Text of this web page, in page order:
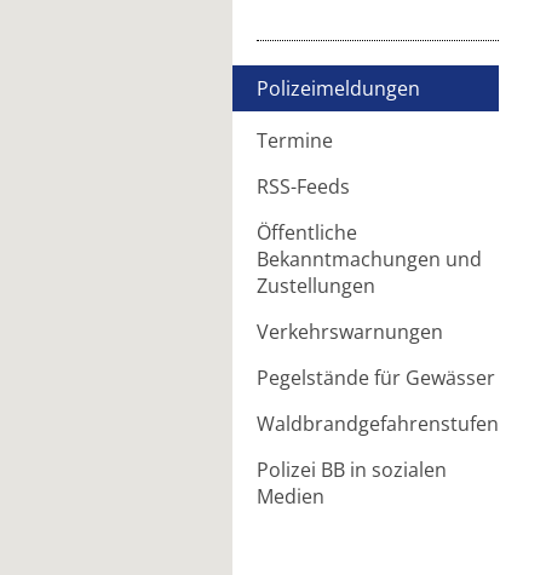
Polizeimeldungen
Termine
RSS-Feeds
Öffentliche
Bekanntmachungen und
Zustellungen
Verkehrswarnungen
Pegelstände für Gewässer
Waldbrandgefahrenstufen
Polizei BB in sozialen
Medien
Artikel weiterleiten